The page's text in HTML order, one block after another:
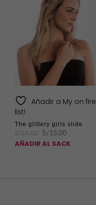
Añadir a My on fire
list!
The glittery girls slide
S/ 19.00 S/ 15.00
AÑADIR AL SACK